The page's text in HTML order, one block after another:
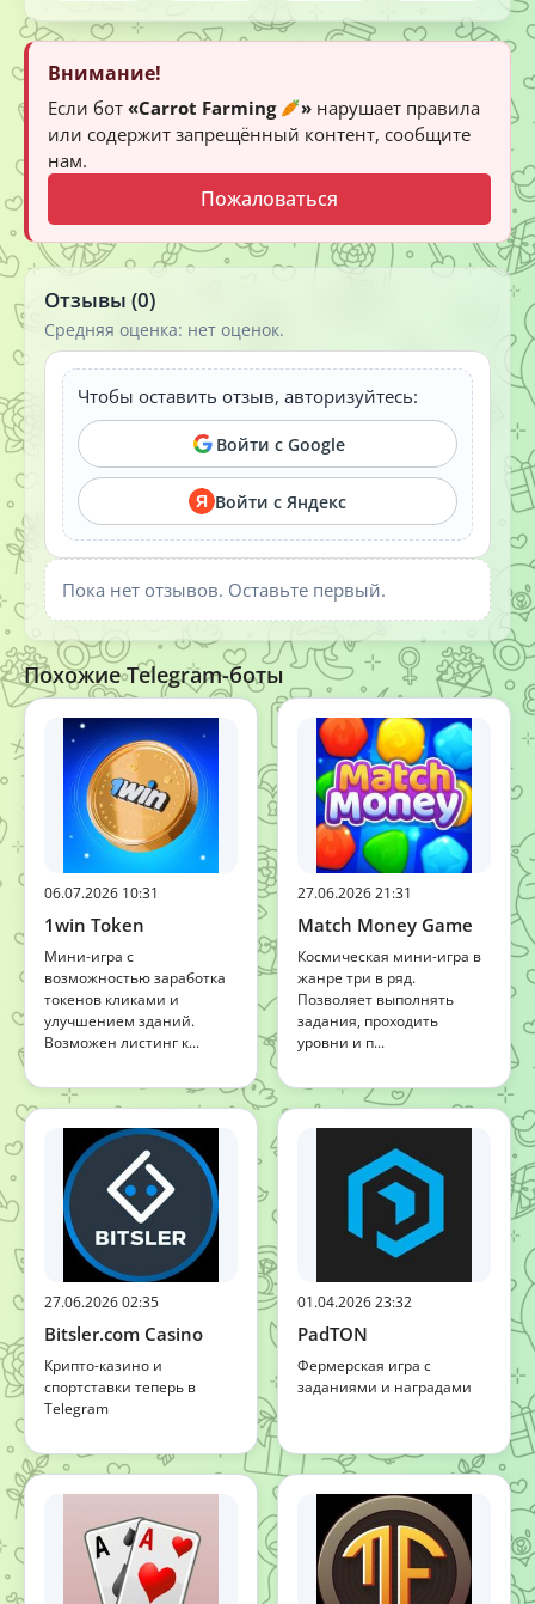
Внимание!
Если бот «Carrot Farming » нарушает правила
или содержит запрещённый контент, сообщите
нам.
Пожаловаться
Отзывы (0)
Средняя оценка: нет оценок.
Чтобы оставить отзыв, авторизуйтесь:
Войти с Google
Я Войти с Яндекс
Пока нет отзывов. Оставьте первый.
Похожие Telegram-боты
06.07.2026 10:31
1win Token
Мини-игра с
возможностью заработка
токенов кликами и
улучшением зданий.
Возможен листинг к...
27.06.2026 21:31
Match Money Game
Космическая мини-игра в
жанре три в ряд.
Позволяет выполнять
задания, проходить
уровни и п...
27.06.2026 02:35
Bitsler.com Casino
Крипто-казино и
спортставки теперь в
Telegram
01.04.2026 23:32
PadTON
Фермерская игра с
заданиями и наградами